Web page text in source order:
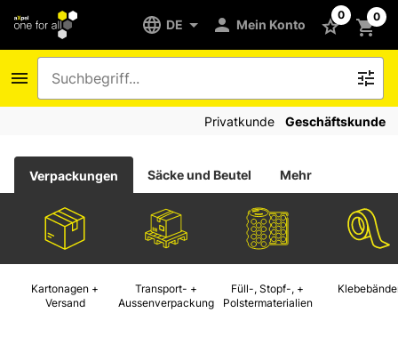
DE Mein Konto
0 0
Privatkunde Geschäftskunde
Verpackungen Säcke und Beutel Mehr
Kartonagen +
Versand
Transport- +
Aussenverpackung
Füll-, Stopf-, +
Polstermaterialien